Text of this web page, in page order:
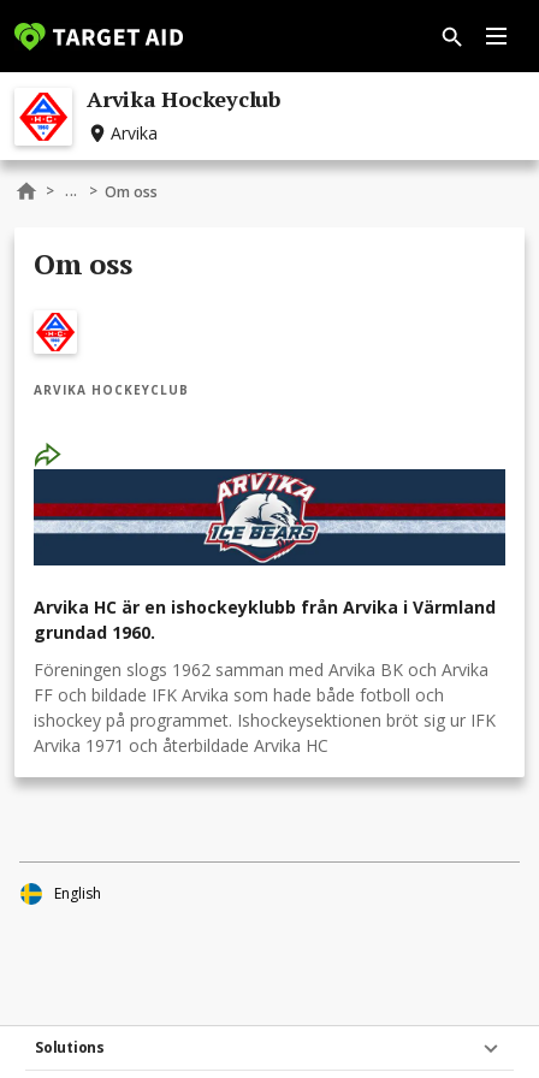
Arvika Hockeyclub
Arvika
> ... > Om oss
Om oss
ARVIKA HOCKEYCLUB
Arvika HC är en ishockeyklubb från Arvika i Värmland
grundad 1960.
Föreningen slogs 1962 samman med Arvika BK och Arvika
FF och bildade IFK Arvika som hade både fotboll och
ishockey på programmet. Ishockeysektionen bröt sig ur IFK
Arvika 1971 och återbildade Arvika HC
Solutions
English